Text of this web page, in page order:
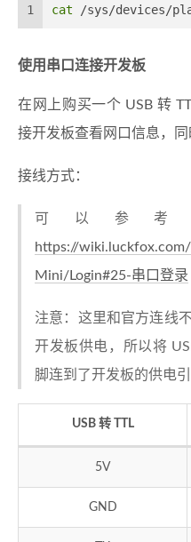
1 cat /sys/devices/
使用串口连接开发板
在网上购买一个 USB 转
接开发板查看网口信息，同
接线方式：
可以参考
https://
Mini/Login#25-串口登录
注意：这里和官方连线
开发板供电，所以将
脚连到了开发板的供电
USB 转 TTL
5V
GND